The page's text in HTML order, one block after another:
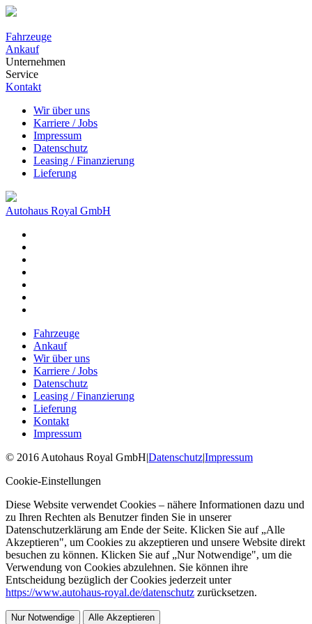
Fahrzeuge
Ankauf
Unternehmen
Service
Kontakt
Wir über uns
Karriere / Jobs
Impressum
Datenschutz
Leasing / Finanzierung
Lieferung
Autohaus Royal GmbH
Fahrzeuge
Ankauf
Wir über uns
Karriere / Jobs
Datenschutz
Leasing / Finanzierung
Lieferung
Kontakt
Impressum
© 2016 Autohaus Royal GmbH|Datenschutz|Impressum
Cookie-Einstellungen
Diese Website verwendet Cookies – nähere Informationen dazu und
zu Ihren Rechten als Benutzer finden Sie in unserer
Datenschutzerklärung am Ende der Seite. Klicken Sie auf „Alle
Akzeptieren", um Cookies zu akzeptieren und unsere Website direkt
besuchen zu können. Klicken Sie auf „Nur Notwendige", um die
Verwendung von Cookies abzulehnen. Sie können ihre
Entscheidung bezüglich der Cookies jederzeit unter
https://www.autohaus-royal.de/datenschutz zurücksetzen.
Nur Notwendige Alle Akzeptieren